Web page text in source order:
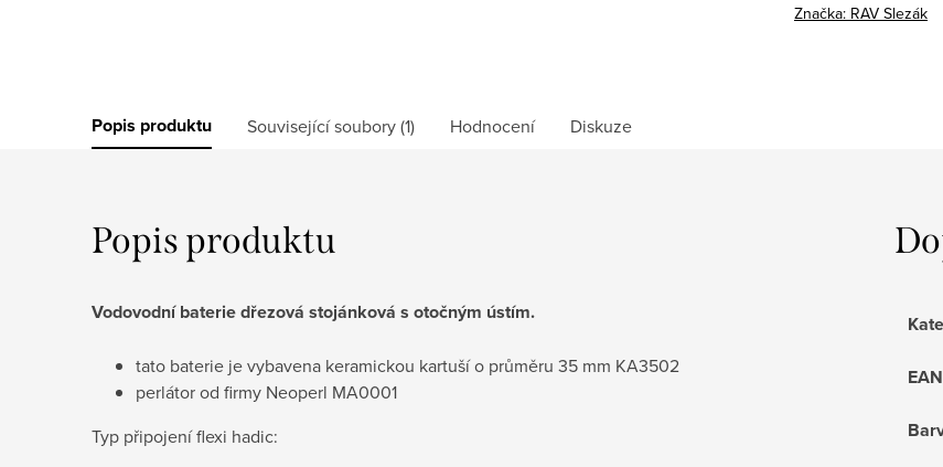
Značka: RAV Slezák
Popis produktu Související soubory (1) Hodnocení Diskuze
Popis produktu
Vodovodní baterie dřezová stojánková s otočným ústím.
tato baterie je vybavena keramickou kartuší o průměru 35 mm KA3502
perlátor od firmy Neoperl MA0001
Typ připojení flexi hadic:
EAN